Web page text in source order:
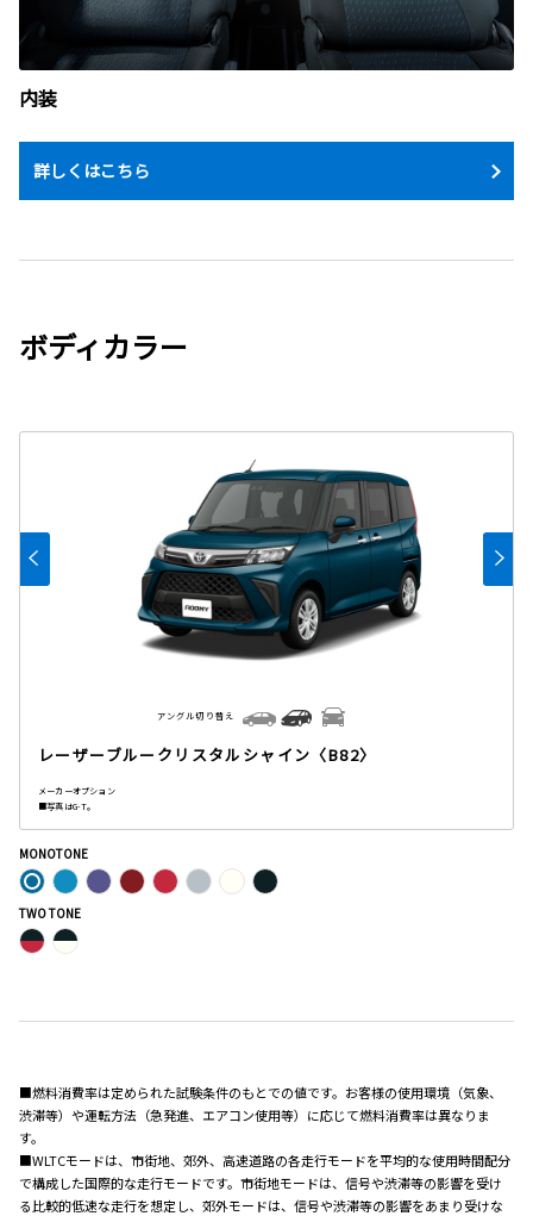
内装
詳しくはこちら
ボディカラー
レーザーブルークリスタルシャイン〈B82〉
メーカーオプション
■写真はG-T。
アングル切り替え
MONOTONE
TWO TONE
■燃料消費率は定められた試験条件のもとでの値です。お客様の使用環境（気象、
渋滞等）や運転方法（急発進、エアコン使用等）に応じて燃料消費率は異なりま
す。
■WLTCモードは、市街地、郊外、高速道路の各走行モードを平均的な使用時間配分
で構成した国際的な走行モードです。市街地モードは、信号や渋滞等の影響を受け
る比較的低速な走行を想定し、郊外モードは、信号や渋滞等の影響をあまり受けな